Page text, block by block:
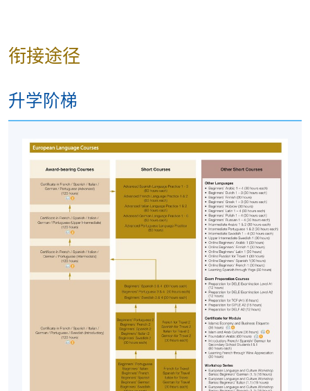
衔接途径
升学阶梯